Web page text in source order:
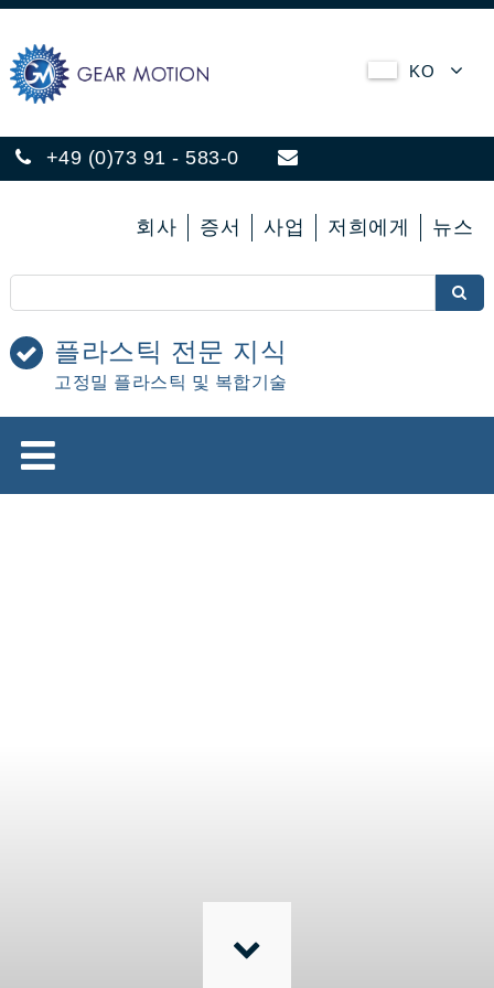
+49 (0)73 91 - 583-0
KO
회사 증서 사업 저희에게 뉴스
플라스틱 전문 지식
고정밀 플라스틱 및 복합기술